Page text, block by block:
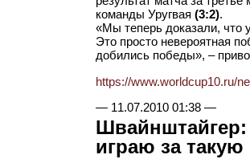
команды Уругвая (3:2).
«Мы теперь доказали, что
Это просто невероятная
добились победы», –
https://www.worldcup10.ru/
— 11.07.2010 01:38—
Швайнштайгер:
играю за